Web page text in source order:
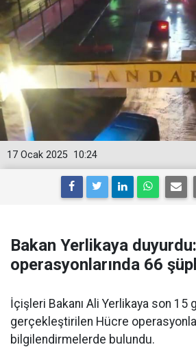
10:24
17 Ocak 2025
Bakan Yerlikaya
operasyonlarında 66
İçişleri Bakanı Ali Yerlikaya son 15
gerçekleştirilen Hücre
bilgilendirmelerde bulundu.